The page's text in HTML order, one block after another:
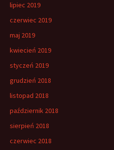
lipiec 2019
czerwiec 2019
maj 2019
kwiecień 2019
styczeń 2019
grudzień 2018
listopad 2018
październik 2018
sierpień 2018
czerwiec 2018